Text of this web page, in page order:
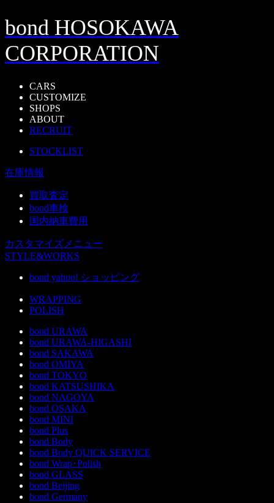
bond HOSOKAWA
CORPORATION
CARS
CUSTOMIZE
SHOPS
ABOUT
RECRUIT
STOCKLIST
在庫情報
買取査定
bond車検
国内納車費用
カスタマイズメニュー
STYLE&WORKS
bond yahoo! ショッピング
WRAPPING
POLISH
bond URAWA
bond URAWA-HIGASHI
bond SAKAWA
bond OMIYA
bond TOKYO
bond KATSUSHIKA
bond NAGOYA
bond OSAKA
bond MINI
bond Plus
bond Body
bond Body QUICK SERVICE
bond Wrap･Polish
bond GLASS
bond Beijing
bond Germany